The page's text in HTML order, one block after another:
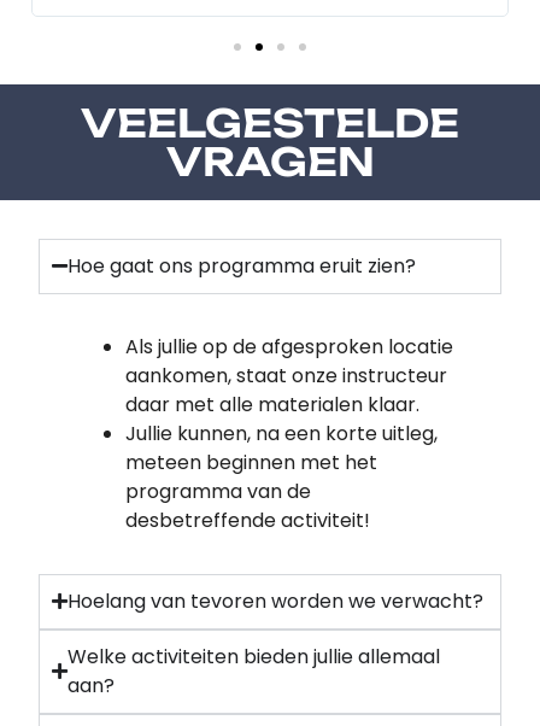
VEELGESTELDE
VRAGEN
Hoe gaat ons programma eruit zien?
Als jullie op de afgesproken locatie
aankomen, staat onze instructeur
daar met alle materialen klaar.
Jullie kunnen, na een korte uitleg,
meteen beginnen met het
programma van de
desbetreffende activiteit!
Hoelang van tevoren worden we verwacht?
Welke activiteiten bieden jullie allemaal
aan?